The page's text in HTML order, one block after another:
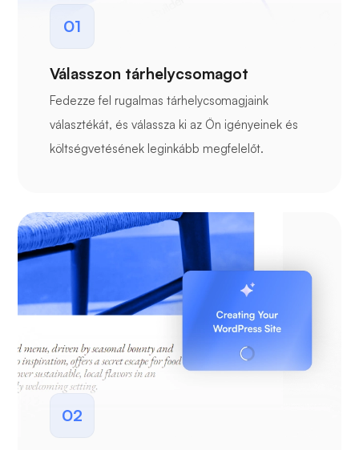
01
Válasszon tárhelycsomagot
Fedezze fel rugalmas tárhelycsomagjaink
választékát, és válassza ki az Ön igényeinek és
költségvetésének leginkább megfelelőt.
02